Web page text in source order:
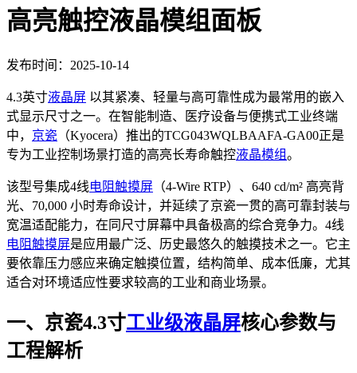
高亮触控液晶模组面板
发布时间：2025-10-14
4.3英寸液晶屏 以其紧凑、轻量与高可靠性成为最常用的嵌入
式显示尺寸之一。在智能制造、医疗设备与便携式工业终端
中， 京瓷 （Kyocera）推出的TCG043WQLBAAFA-GA00正是
专为工业控制场景打造的高亮长寿命触控液晶模组。
该型号集成4线电阻触摸屏 （4-Wire RTP）、640 cd/m² 高亮背
光、70,000 小时寿命设计，并延续了京瓷一贯的高可靠封装与
宽温适配能力，在同尺寸屏幕中具备极高的综合竞争力。4线
电阻触摸屏是应用最广泛、历史最悠久的触摸技术之一。它主
要依靠压力感应来确定触摸位置，结构简单、成本低廉，尤其
适合对环境适应性要求较高的工业和商业场景。
一、京瓷4.3寸工业级液晶屏核心参数与
工程解析